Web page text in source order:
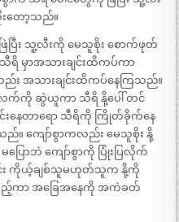
တော့သည်။
ပြီး သူ့လီးကို မေသူစိုး စောက်ဖုတ်
ရိ မှာအသားချင်းထိကပ်ကာ
လည်း အသားချင်းထိကပ်နေကြသည်။
လက်ကို ဆွဲယူကာ သီရိ နို့ပေါ် တင်
နေတာရော သီရိကို ကြိုတ်ခိုက်နေ
။ ကျော်စွာကလည်း မေသူစိုး နို့
ောဘဲ ကျော်စွာကို ပြုံးပြလိုက်
င်း ကိုယ့်ချစ်သူမဟုတ်သူက နို့ကို
ည့်ကာ အခြေအနေကို အကဲခတ်